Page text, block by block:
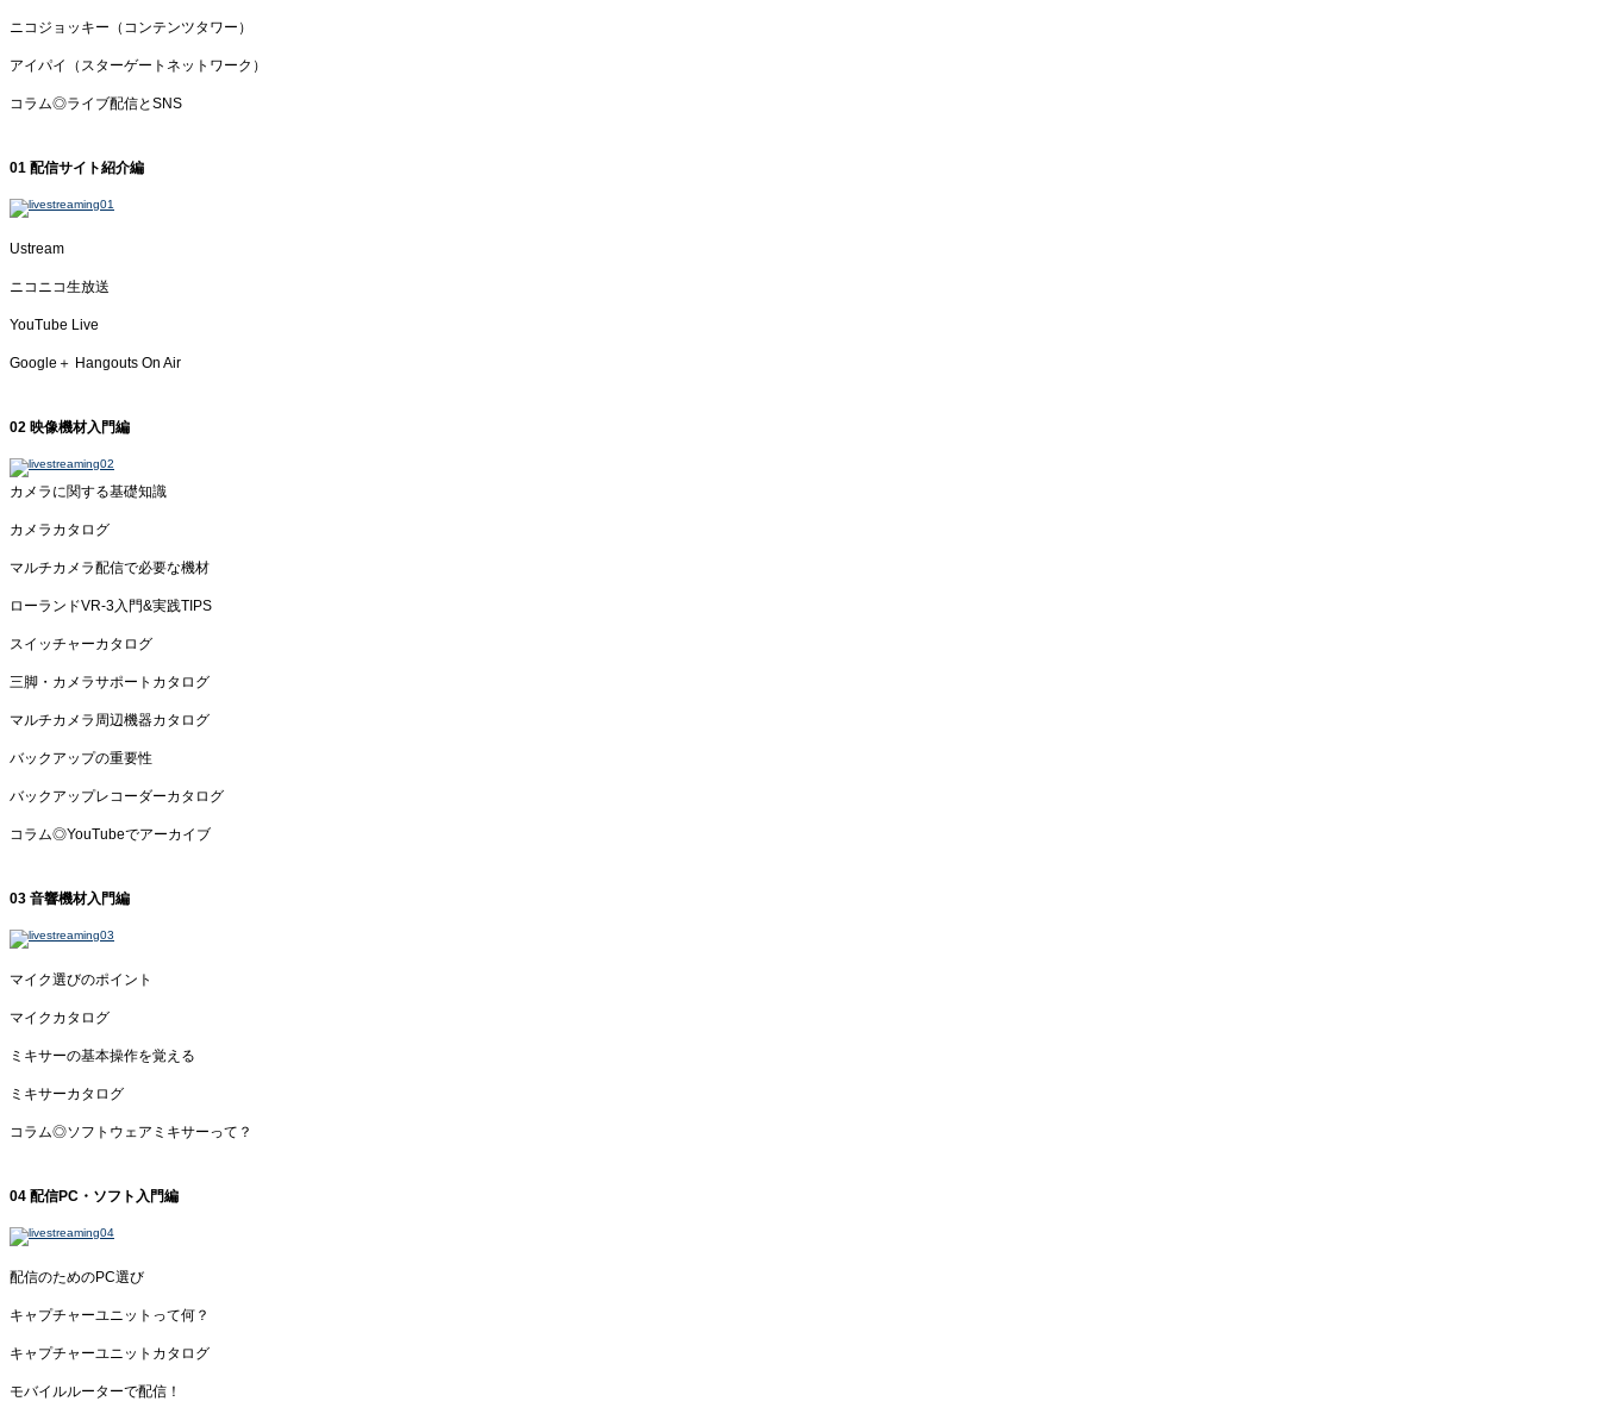
ニコジョッキー（コンテンツタワー）
アイパイ（スターゲートネットワーク）
コラム◎ライブ配信とSNS
01 配信サイト紹介編
Ustream
ニコニコ生放送
YouTube Live
Google＋ Hangouts On Air
02 映像機材入門編
カメラに関する基礎知識
カメラカタログ
マルチカメラ配信で必要な機材
ローランドVR-3入門&実践TIPS
スイッチャーカタログ
三脚・カメラサポートカタログ
マルチカメラ周辺機器カタログ
バックアップの重要性
バックアップレコーダーカタログ
コラム◎YouTubeでアーカイブ
03 音響機材入門編
マイク選びのポイント
マイクカタログ
ミキサーの基本操作を覚える
ミキサーカタログ
コラム◎ソフトウェアミキサーって？
04 配信PC・ソフト入門編
配信のためのPC選び
キャプチャーユニットって何？
キャプチャーユニットカタログ
モバイルルーターで配信！